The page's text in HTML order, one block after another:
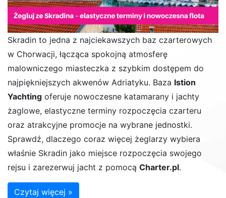
Skradin to jedna z najciekawszych baz czarterowych
w Chorwacji, łącząca spokojną atmosferę
malowniczego miasteczka z szybkim dostępem do
najpiękniejszych akwenów Adriatyku. Baza Istion
Yachting oferuje nowoczesne katamarany i jachty
żaglowe, elastyczne terminy rozpoczęcia czarteru
oraz atrakcyjne promocje na wybrane jednostki.
Sprawdź, dlaczego coraz więcej żeglarzy wybiera
właśnie Skradin jako miejsce rozpoczęcia swojego
rejsu i zarezerwuj jacht z pomocą Charter.pl.
Czytaj więcej »